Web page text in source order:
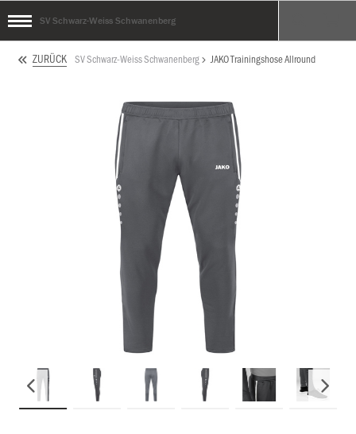
SV Schwarz-Weiss Schwanenberg
ZURÜCK SV Schwarz-Weiss Schwanenberg JAKO Trainingshose Allround